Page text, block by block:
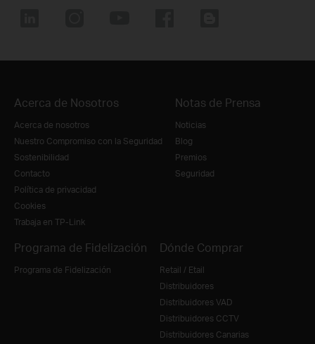
Acerca de Nosotros
Acerca de nosotros
Nuestro Compromiso con la Seguridad
Sostenibilidad
Contacto
Política de privacidad
Cookies
Trabaja en TP-Link
Notas de Prensa
Noticias
Blog
Premios
Seguridad
Programa de Fidelización
Programa de Fidelización
Dónde Comprar
Retail / Etail
Distribuidores
Distribuidores VAD
Distribuidores CCTV
Distribuidores Canarias